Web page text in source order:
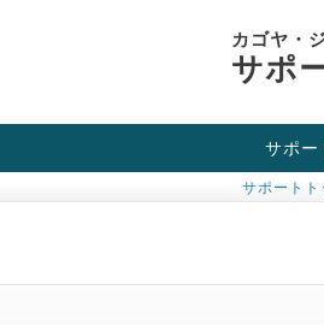
カゴヤ・
サポ
サポー
お役立ち
チュート
障害・メ
サポートト